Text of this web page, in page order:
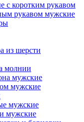
с коротким рукавом
рукавом мужские
из шерсти
молнии
мужские
мужские
мужские
мужские